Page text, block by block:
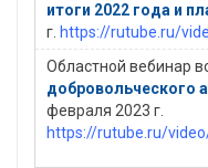
итоги 2022 года и
г. https://rutube.ru/
Областной вебинар
добровольческого
февраля 2023 г.
https://rutube.ru/